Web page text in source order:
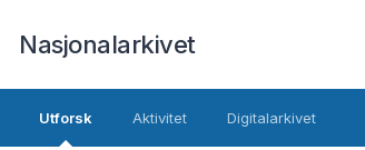
Nasjonalarkivet
Utforsk Aktivitet Digitalarkivet